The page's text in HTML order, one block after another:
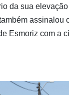
da sua
assinalou
Esmoriz com a